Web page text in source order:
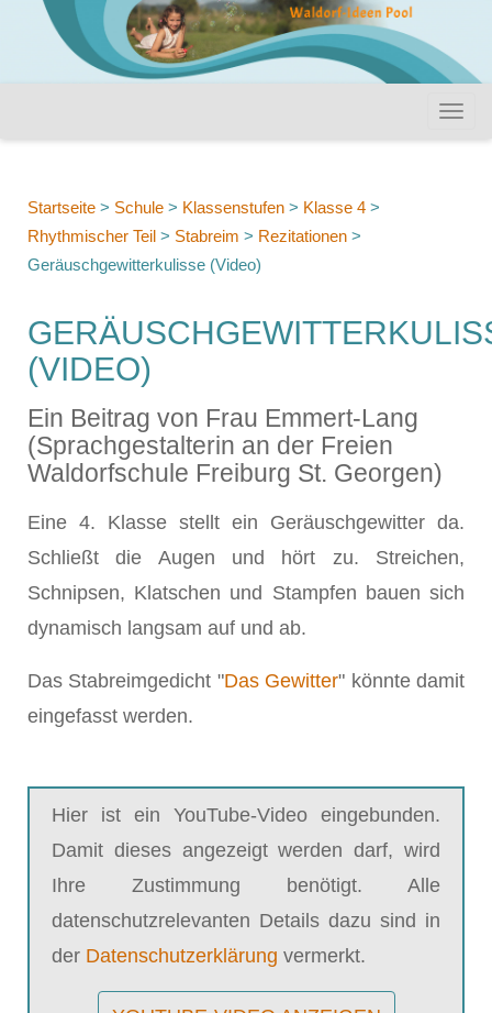
Startseite > Schule > Klassenstufen > Klasse 4 >
Rhythmischer Teil > Stabreim > Rezitationen >
Geräuschgewitterkulisse (Video)
(VIDEO)
Ein Beitrag von Frau Emmert-Lang
(Sprachgestalterin an der Freien
Waldorfschule Freiburg St. Georgen)
Eine 4. Klasse stellt ein Geräuschgewitter da.
Schließt die Augen und hört zu. Streichen,
Schnipsen, Klatschen und Stampfen bauen sich
dynamisch langsam auf und ab.
Das Stabreimgedicht "Das Gewitter" könnte damit
eingefasst werden.
Hier ist ein YouTube-Video eingebunden.
Damit dieses angezeigt werden darf, wird
Ihre Zustimmung benötigt. Alle
datenschutzrelevanten Details dazu sind in
der Datenschutzerklärung vermerkt.